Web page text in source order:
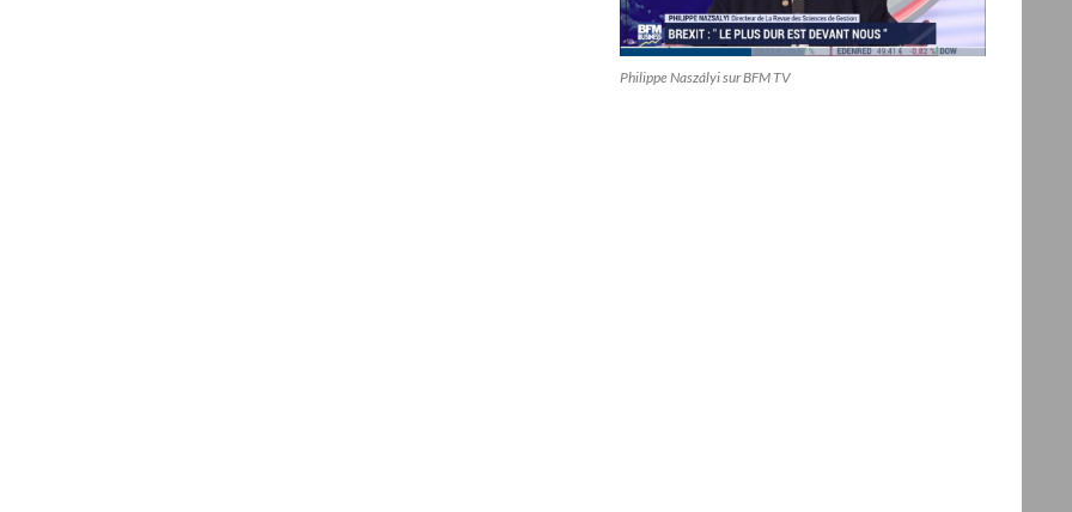
Philippe Naszályi sur BFM TV